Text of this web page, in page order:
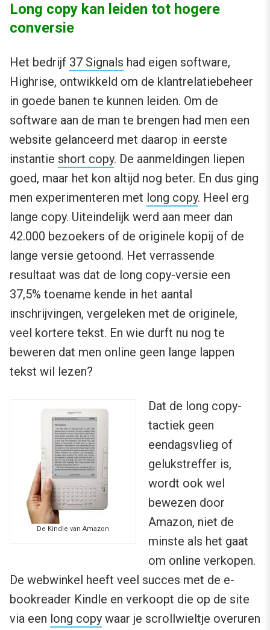
Long copy kan leiden tot hogere
conversie
Het bedrijf 37 Signals had eigen software,
Highrise, ontwikkeld om de klantrelatiebeheer
in goede banen te kunnen leiden. Om de
software aan de man te brengen had men een
website gelanceerd met daarop in eerste
instantie short copy. De aanmeldingen liepen
goed, maar het kon altijd nog beter. En dus ging
men experimenteren met long copy. Heel erg
lange copy. Uiteindelijk werd aan meer dan
42.000 bezoekers of de originele kopij of de
lange versie getoond. Het verrassende
resultaat was dat de long copy-versie een
37,5% toename kende in het aantal
inschrijvingen, vergeleken met de originele,
veel kortere tekst. En wie durft nu nog te
beweren dat men online geen lange lappen
tekst wil lezen?
De Kindle van Amazon
Dat de long copy-
tactiek geen
eendagsvlieg of
gelukstreffer is,
wordt ook wel
bewezen door
Amazon, niet de
minste als het gaat
om online verkopen.
De webwinkel heeft veel succes met de e-
bookreader Kindle en verkoopt die op de site
via een long copy waar je scrollwieltje overuren